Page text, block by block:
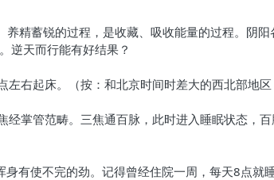
精蓄锐的过程，是收藏、吸收能量的过程。阴阳
逆天而行能有好结果？
右起床。（按：和北京时间时差大的西北部地区
掌管范畴。三焦通百脉，此时进入睡眠状态，百
有使不完的劲。记得曾经住院一周，每天8点就